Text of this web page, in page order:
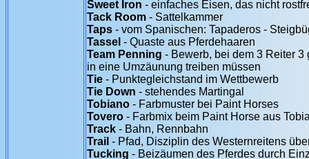
Sweet Iron - einfaches Eisen, das nicht
Tack Room - Sattelkammer
Taps - vom Spanischen: Tapaderos -
Tassel - Quaste aus Pferdehaaren
Team Penning - Bewerb, bei dem 3 Reiter
in eine Umzäunung treiben müssen
Tie - Punktegleichstand im Wettbewerb
Tie Down - stehendes Martingal
Tobiano - Farbmuster bei Paint Horses
Tovero - Farbmix beim Paint Horse aus
Track - Bahn, Rennbahn
Trail - Pfad, Disziplin des Westernreitens
Tucking - Beizäumen des Pferdes durch